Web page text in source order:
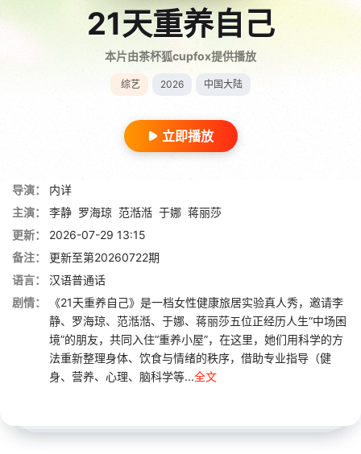
21天重养自己
本片由茶杯狐cupfox提供播放
综艺 2026 中国大陆
立即播放
导演：
内详
主演：
李静 罗海琼 范湉湉 于娜 蒋丽莎
更新：
2026-07-29 13:15
备注：
更新至第20260722期
语言：
汉语普通话
剧情：
《21天重养自己》是一档女性健康旅居实验真人秀，邀请李
静、罗海琼、范湉湉、于娜、蒋丽莎五位正经历人生“中场困
境”的朋友，共同入住“重养小屋”，在这里，她们用科学的方
法重新整理身体、饮食与情绪的秩序，借助专业指导（健
身、营养、心理、脑科学等...全文